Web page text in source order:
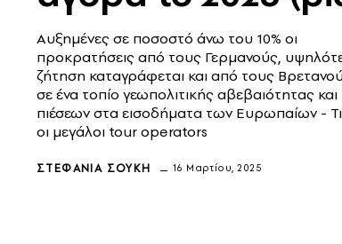
Αυξημένες σε ποσοστό άνω του 10% οι
προκρατήσεις από τους Γερμανούς,
ζήτηση καταγράφεται και από τους
σε ένα τοπίο γεωπολιτικής αβεβαιότητας και
πιέσεων στα εισοδήματα των Ευρωπαίων -
οι μεγάλοι tour operators
ΣΤΕΦΑΝΊΑ ΣΟΎΚΗ 16 Μαρτίου, 2025